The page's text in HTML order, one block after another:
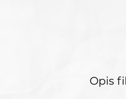
Opis